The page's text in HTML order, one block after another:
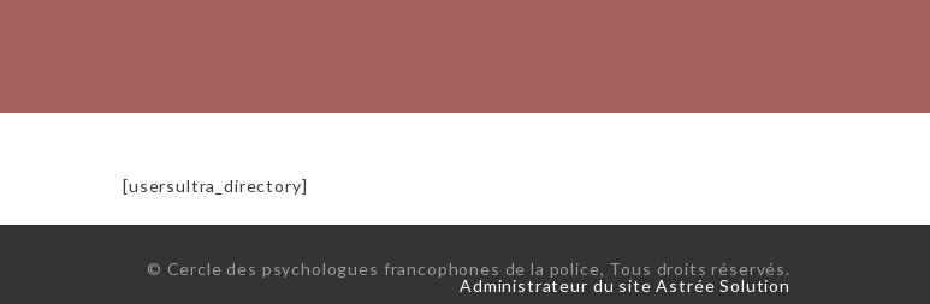
[usersultra_directory]
© Cercle des psychologues francophones de la police, Tous droits réservés.
Administrateur du site Astrée Solution